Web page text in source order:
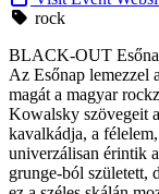
rock
BLACK-OUT
Az Esőnap lemezzel
magát a magyar
Kowalsky szövegeit
kavalkádja, a
univerzálisan érintik
grunge-ból született,